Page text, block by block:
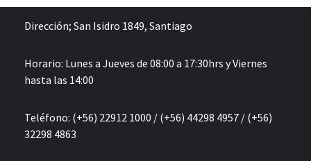
Dirección; San Isidro 1849, Santiago
Horario: Lunes a Jueves de 08:00 a 17:30hrs y Viernes
hasta las 14:00
Teléfono: (+56) 22912 1000 / (+56) 44298 4957 / (+56)
32298 4863